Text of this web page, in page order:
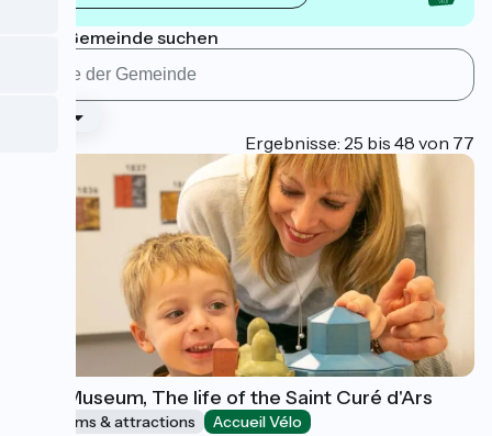
Nach Gemeinde suchen
Ergebnisse: 25 bis 48 von 77
Wax Museum, The life of the Saint Curé d'Ars
Museums & attractions Accueil Vélo